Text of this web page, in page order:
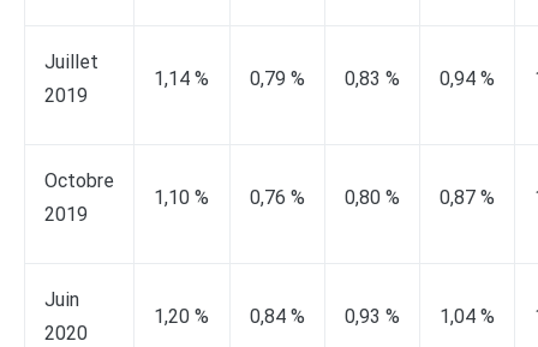
Juillet
2019
1,14 % 0,79 % 0,83 % 0,94 %
Octobre
2019
1,10 % 0,76 % 0,80 % 0,87 %
Juin
2020
1,20 % 0,84 % 0,93 % 1,04 %